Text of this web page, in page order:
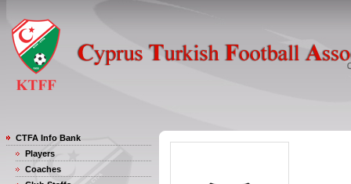
CTFA Info Bank
Players
Coaches